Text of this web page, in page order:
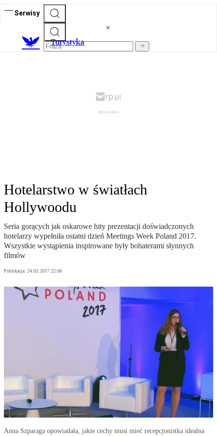
Serwisy
Turystyka
Hotelarstwo w światłach
Hollywoodu
Seria gorących jak oskarowe hity prezentacji doświadczonych
hotelarzy wypełniła ostatni dzień Meetings Week Poland 2017.
Wszystkie wystąpienia inspirowane były bohaterami słynnych
filmów
Publikacja: 24.03.2017 22:06
Anna Szparaga opowiadała, jakie cechy musi mieć recepcjonistka idealna